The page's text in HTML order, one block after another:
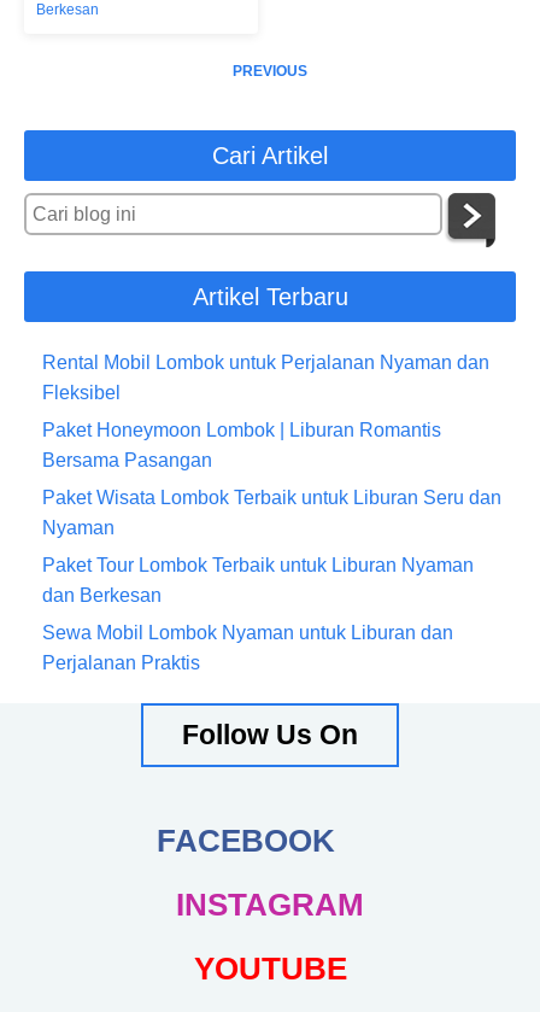
Berkesan
PREVIOUS
Cari Artikel
Artikel Terbaru
Rental Mobil Lombok untuk Perjalanan Nyaman dan
Fleksibel
Paket Honeymoon Lombok | Liburan Romantis
Bersama Pasangan
Paket Wisata Lombok Terbaik untuk Liburan Seru dan
Nyaman
Paket Tour Lombok Terbaik untuk Liburan Nyaman
dan Berkesan
Sewa Mobil Lombok Nyaman untuk Liburan dan
Perjalanan Praktis
Follow Us On
FACEBOOK
INSTAGRAM
YOUTUBE